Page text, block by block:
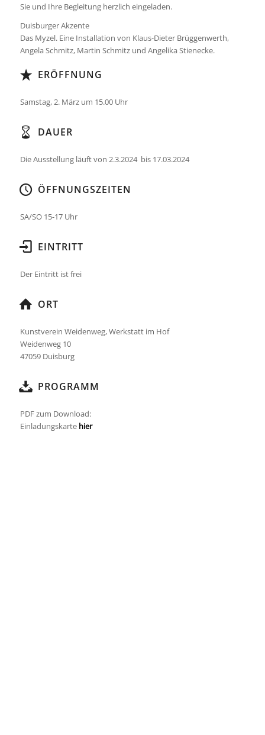
Sie und Ihre Begleitung herzlich eingeladen.
Duisburger Akzente
Das Myzel. Eine Installation von Klaus-Dieter Brüggenwerth,
Angela Schmitz, Martin Schmitz und Angelika Stienecke.
ERÖFFNUNG
Samstag, 2. März um 15.00 Uhr
DAUER
Die Ausstellung läuft von 2.3.2024 bis 17.03.2024
ÖFFNUNGSZEITEN
SA/SO 15-17 Uhr
EINTRITT
Der Eintritt ist frei
ORT
Kunstverein Weidenweg, Werkstatt im Hof
Weidenweg 10
47059 Duisburg
PROGRAMM
PDF zum Download:
Einladungskarte hier